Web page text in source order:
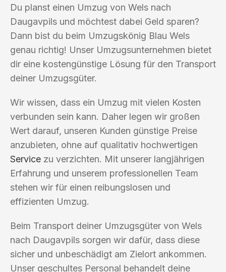
Du planst einen Umzug von Wels nach
Daugavpils und möchtest dabei Geld sparen?
Dann bist du beim Umzugskönig Blau Wels
genau richtig! Unser Umzugsunternehmen bietet
dir eine kostengünstige Lösung für den Transport
deiner Umzugsgüter.
Wir wissen, dass ein Umzug mit vielen Kosten
verbunden sein kann. Daher legen wir großen
Wert darauf, unseren Kunden günstige Preise
anzubieten, ohne auf qualitativ hochwertigen
Service zu verzichten. Mit unserer langjährigen
Erfahrung und unserem professionellen Team
stehen wir für einen reibungslosen und
effizienten Umzug.
Beim Transport deiner Umzugsgüter von Wels
nach Daugavpils sorgen wir dafür, dass diese
sicher und unbeschädigt am Zielort ankommen.
Unser geschultes Personal behandelt deine